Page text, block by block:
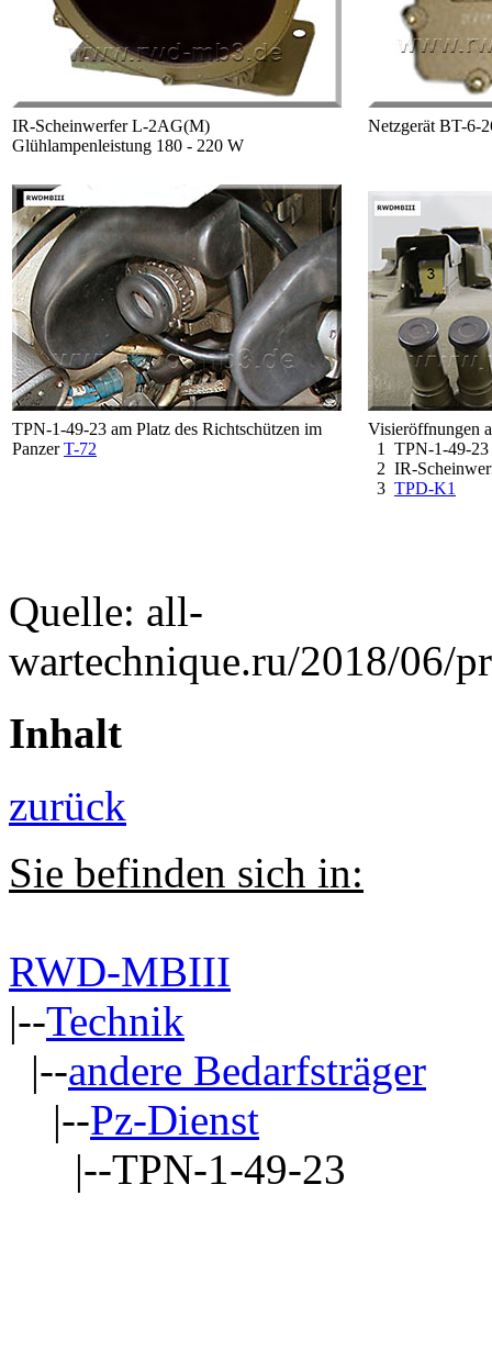
IR-Scheinwerfer L-2AG(M)
Glühlampenleistung 180 - 220 W
Netzgerät BT-6-
TPN-1-49-23 am Platz des Richtschützen im
PanzerT-72
Visieröffnungen
1 TPN-1-49-23
2 IR-
3 TPD-K1
Quelle: all-
wartechnique.ru/2018/06/
Inhalt
zurück
Sie befinden sich in:
RWD-MBIII
|--Technik
|--andere Bedarfsträger
|--Pz-Dienst
|--TPN-1-49-23